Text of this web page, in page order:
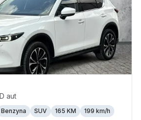
aut
Benzyna SUV 165 KM 199 km/h